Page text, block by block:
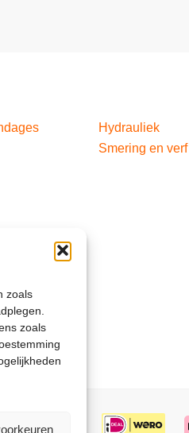
zoals
zoals
Hydrauliek
Smering en verf